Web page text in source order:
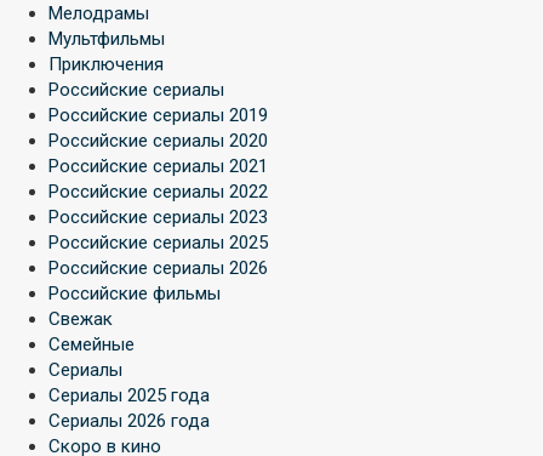
Мелодрамы
Мультфильмы
Приключения
Российские сериалы
Российские сериалы 2019
Российские сериалы 2020
Российские сериалы 2021
Российские сериалы 2022
Российские сериалы 2023
Российские сериалы 2025
Российские сериалы 2026
Российские фильмы
Свежак
Семейные
Сериалы
Сериалы 2025 года
Сериалы 2026 года
Скоро в кино